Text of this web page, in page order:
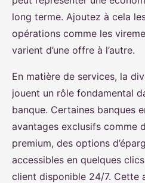
long terme. Ajoutez à cela
opérations comme les
varient d’une offre à l’autre.
En matière de services, la
jouent un rôle fondamental
banque. Certaines banques
avantages exclusifs comme
premium, des options
accessibles en quelques
client disponible 24/7. Cette